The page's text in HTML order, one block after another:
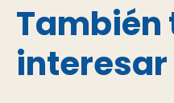
También
interesar